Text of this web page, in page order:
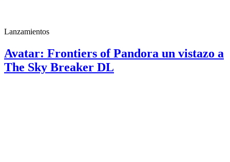
Lanzamientos
Avatar: Frontiers of Pandora un vistazo a
The Sky Breaker DL